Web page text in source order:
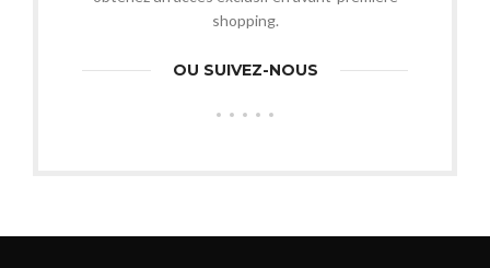
shopping.
OU SUIVEZ-NOUS